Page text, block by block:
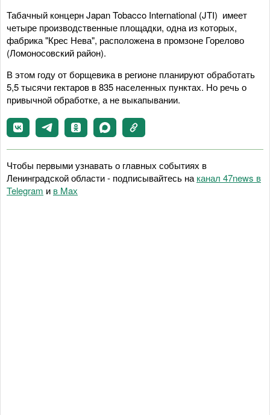
Табачный концерн Japan Tobacco International (JTI) имеет
четыре производственные площадки, одна из которых,
фабрика "Крес Нева", расположена в промзоне Горелово
(Ломоносовский район).
В этом году от борщевика в регионе планируют обработать
5,5 тысячи гектаров в 835 населенных пунктах. Но речь о
привычной обработке, а не выкапывании.
Чтобы первыми узнавать о главных событиях в
Ленинградской области - подписывайтесь на канал 47news в
Telegram и в Maх